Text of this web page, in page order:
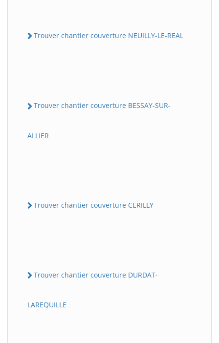
Trouver chantier couverture NEUILLY-LE-REAL
Trouver chantier couverture BESSAY-SUR-
ALLIER
Trouver chantier couverture CERILLY
Trouver chantier couverture DURDAT-
LAREQUILLE